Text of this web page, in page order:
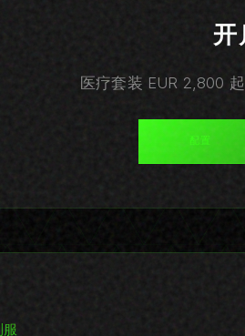
开
医疗套装 EUR 2,800
配置